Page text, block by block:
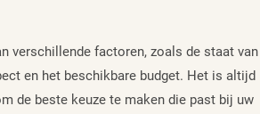
verschillende factoren, zoals de staat van
en het beschikbare budget. Het is altijd
de beste keuze te maken die past bij uw